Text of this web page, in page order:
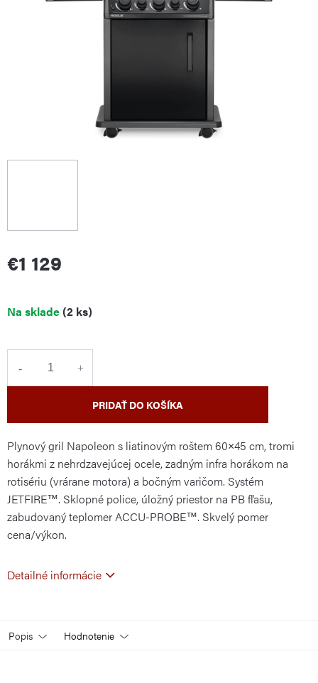
€1 129
Jednotková
cena:
Na sklade(2 ks)
PRIDAŤ DO KOŠÍKA
Plynový gril Napoleon s liatinovým roštem 60×45 cm, tromi
horákmi z nehrdzavejúcej ocele, zadným infra horákom na
rotisériu (vrárane motora) a bočným varičom. Systém
JETFIRE™. Sklopné police, úložný priestor na PB fľašu,
zabudovaný teplomer ACCU-PROBE™. Skvelý pomer
cena/výkon.
Detailné informácie
Popis Hodnotenie